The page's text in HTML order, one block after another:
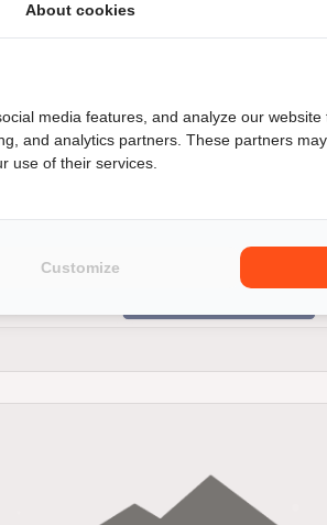
vermaken, je bent ook nog
About cookies
media features, and analyze our
and analytics partners. These partners
use of their services.
Customize